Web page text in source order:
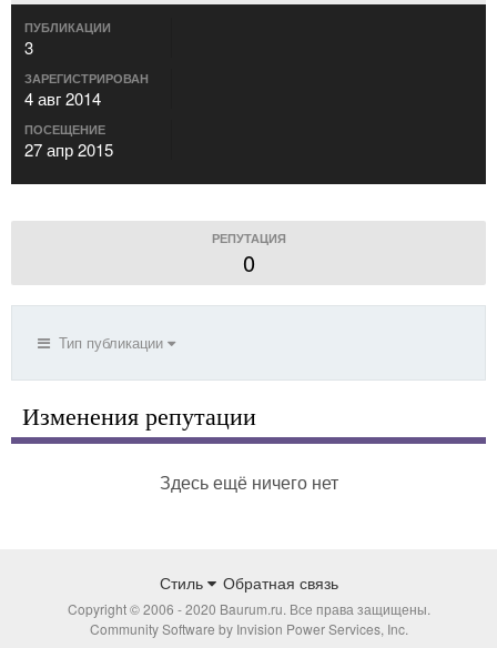
ПУБЛИКАЦИИ
3
ЗАРЕГИСТРИРОВАН
4 авг 2014
ПОСЕЩЕНИЕ
27 апр 2015
РЕПУТАЦИЯ
0
Тип публикации
Изменения репутации
Здесь ещё ничего нет
Стиль Обратная связь
Copyright © 2006 - 2020 Baurum.ru. Все права защищены.
Community Software by Invision Power Services, Inc.